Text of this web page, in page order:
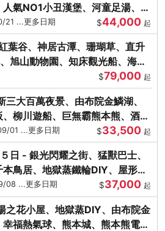
氣NO1小丑漢堡、河童足湯、奇
21 ...更多日期 $44,000 起
葉谷、神居古潭、珊瑚草、直升
旭山動物園、知床觀光船、海膽
$79,000 起
大百萬夜景、由布院金鱗湖、
柳川遊船、巨無霸熊本熊、酒造
01 ...更多日期 $33,500 起
日 - 銀光閃耀之街、猛獸巴士、
鳥居、地獄蒸鐵輪DIY、屋形船
08 ...更多日期 $37,000 起
之花小屋、地獄蒸DIY、由布院金
福熱氣球、熊本城、熊本熊電